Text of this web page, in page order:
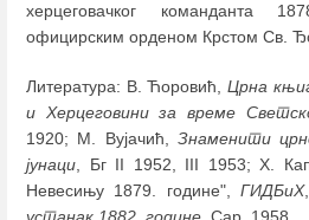
херцеговачког команданта
официрским орденом Крстом Св.
Литература: В. Ћоровић, Црна
и Херцеговини за време
1920; М. Вујачић, Знаменити
јунаци , Бг II 1952, III 1953; Х.
Невесињу 1879. године", ГИДБиХ
устанак 1882. године , Сар. 1958.